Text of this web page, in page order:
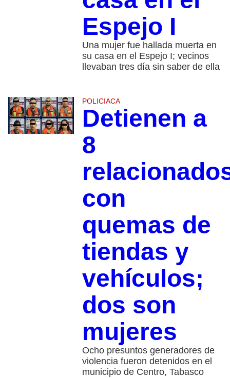
Espejo I
Una mujer fue hallada muerta en
su casa en el Espejo I; vecinos
llevaban tres día sin saber de ella
POLICIACA
Detienen a
8
con
quemas de
tiendas y
vehículos;
dos son
mujeres
Ocho presuntos generadores de
violencia fueron detenidos en el
municipio de Centro, Tabasco